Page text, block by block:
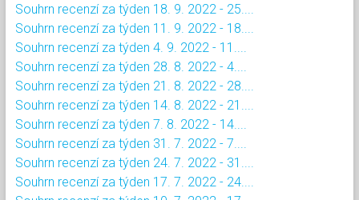
Souhrn recenzí za týden 18. 9. 2022 - 25....
Souhrn recenzí za týden 11. 9. 2022 - 18....
Souhrn recenzí za týden 4. 9. 2022 - 11....
Souhrn recenzí za týden 28. 8. 2022 - 4....
Souhrn recenzí za týden 21. 8. 2022 - 28....
Souhrn recenzí za týden 14. 8. 2022 - 21....
Souhrn recenzí za týden 7. 8. 2022 - 14....
Souhrn recenzí za týden 31. 7. 2022 - 7....
Souhrn recenzí za týden 24. 7. 2022 - 31....
Souhrn recenzí za týden 17. 7. 2022 - 24....